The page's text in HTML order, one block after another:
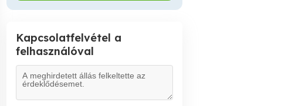
Kapcsolatfelvétel a
felhasználóval